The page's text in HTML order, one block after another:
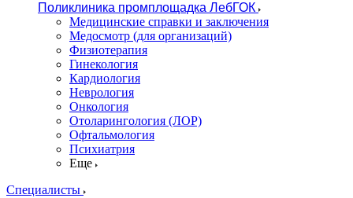
Поликлиника промплощадка ЛебГОК
Медицинские справки и заключения
Медосмотр (для организаций)
Физиотерапия
Гинекология
Кардиология
Неврология
Онкология
Отоларингология (ЛОР)
Офтальмология
Психиатрия
Еще
Специалисты